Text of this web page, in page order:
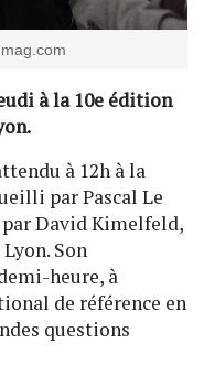
à la 10e édition
à 12h à la
par Pascal Le
David Kimelfeld,
Son
heure, à
de référence en
questions